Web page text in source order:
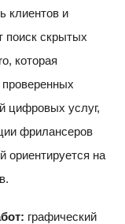
клиентов и
поиск скрытых
которая
цифровых услуг,
фрилансеров
ориентируется на
графический